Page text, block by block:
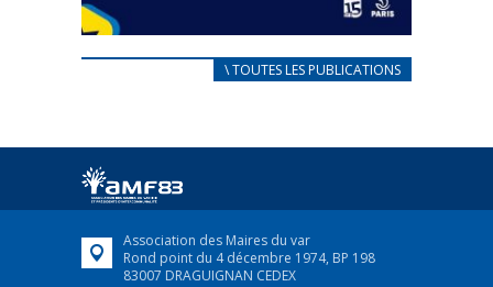
CARNET D’ACCUEIL
Afin d’accompagner au mieux les réfugiés
FEUILLETER
\ TOUTES LES PUBLICATIONS
Association des Maires du var
Rond point du 4 décembre 1974, BP 198
83007 DRAGUIGNAN CEDEX